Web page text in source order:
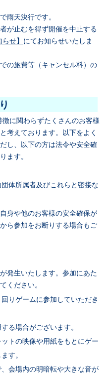
雨天決行です。
が止むを得ず開催を中止する
らせ】 にてお知らせいたしま
の旅費等（キャンセル料）の
に関わらずたくさんのお客様
考えております。以下をよく
し、以下の方は法令や安全確
ます。
体所属者及びこれらと密接な
身や他のお客様の安全確保が
ら参加をお断りする場合もご
発生いたします。参加にあた
ください。
りゲームに参加していただき
る場合がございます。
トの映像や用紙をもとにゲー
す。
会場内の明暗転や大きな音が